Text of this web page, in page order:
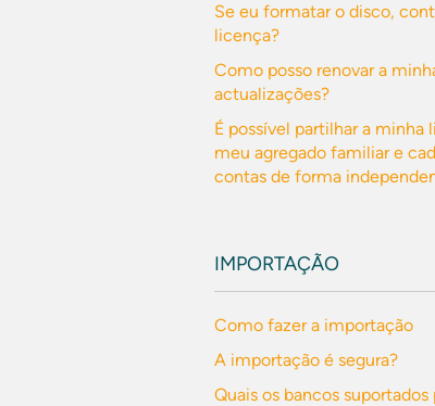
Se eu formatar o disco,
licença?
Como posso renovar a
actualizações?
É possível partilhar a
meu agregado familiar e
contas de forma
IMPORTAÇÃO
Como fazer a importação
A importação é segura?
Quais os bancos